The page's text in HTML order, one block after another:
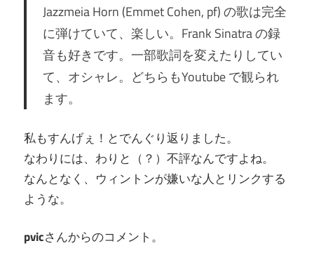
Jazzmeia Horn (Emmet Cohen, pf) の歌は完全
に弾けていて、楽しい。Frank Sinatra の録
音も好きです。一部歌詞を変えたりしてい
て、オシャレ。どちらもYoutube で観られ
ます。
私もすんげぇ！とでんぐり返りました。
なわりには、わりと（？）不評なんですよね。
なんとなく、ウィントンが嫌いな人とリンクする
ような。
pvicさんからのコメント。